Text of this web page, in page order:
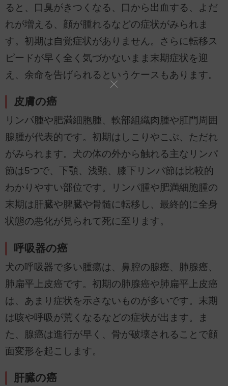
ると、口臭がきつくなる、口から出血する、よだ
れが増える、顔が腫れるなどの症状がみられま
す。初期は自覚症状がありません。さらに転移ス
ピードが早く全く気づかないまま末期症状を迎
え、余命を告げられるというケースもあります。
皮膚の癌
リンパ腫や肥満細胞腫、軟部組織肉腫や肛門周囲
腺腫が代表的です。初期はしこりやこぶ、ただれ
がみられます。犬の体の外から触れる主なリンパ
節は5つで、下顎、浅頸、膝下リンパ節は比較的
わかりやすい部位です。リンパ腫や肥満細胞腫の
末期は肝臓や脾臓や骨髄に転移し、最終的に全身
状態の悪化が見られて死に至ります。
呼吸器の癌
犬の呼吸器で多い腫瘍は、鼻腔の腺癌、肺腺癌、
肺扁平上皮癌です。初期の肺腺癌や肺扁平上皮癌
は、あまり症状を示さないものが多いです。末期
は咳や呼吸が荒くなるなどの症状が出ます。ま
た、腺癌は進行が早く、骨が破壊されることで顔
面変形を起こします。
肝臓の癌